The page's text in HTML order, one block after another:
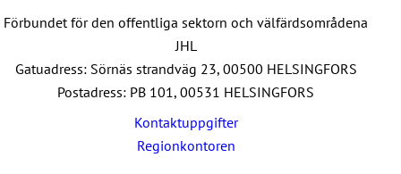
Förbundet för den offentliga sektorn och välfärdsområdena
JHL
Gatuadress: Sörnäs strandväg 23, 00500 HELSINGFORS
Postadress: PB 101, 00531 HELSINGFORS
Kontaktuppgifter
Regionkontoren